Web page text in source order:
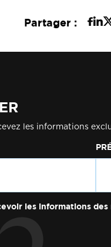
Partager :
les informations
les informations